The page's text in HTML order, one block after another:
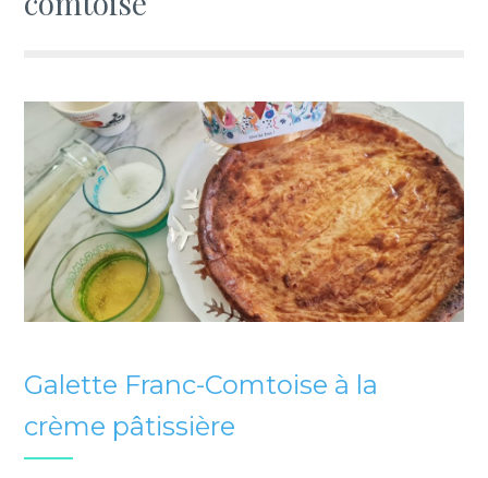
Galette Franc-Comtoise à la
crème pâtissière